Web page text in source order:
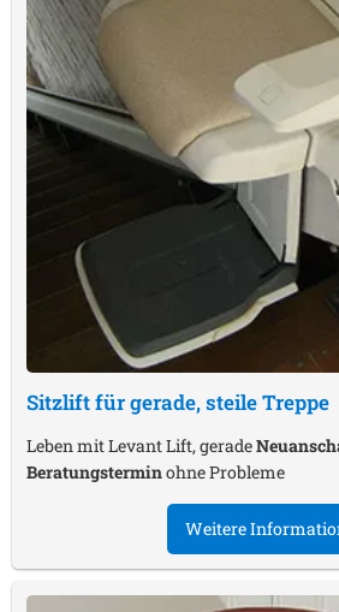
Sitzlift für gerade, steile Treppe
Leben mit Levant Lift, gerade
Beratungsterminohne Probleme
Weitere